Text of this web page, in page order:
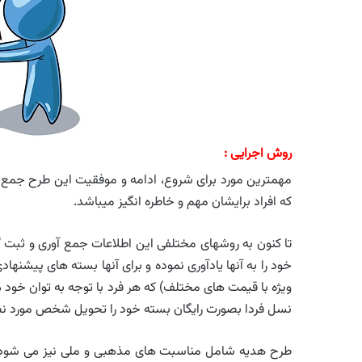
روش اجرایی :
مهمترین مورد برای شروع، ادامه و موفقیت این طرح جمع
که افراد برایشان مهم و خاطره انگیز میباشد.
تا کنون به روشهای مختلفی این اطلاعات جمع آوری و
خود را به آنها یادآوری نموده و برای آنها بسته های
ویژه با قیمت های مختلف) که هر فرد با توجه به توان
نسل فردا بصورت رایگان بسته خود را تحویل شخص مورد
طرح هدیه شامل مناسبت های مذهبی و ملی نیز می شود